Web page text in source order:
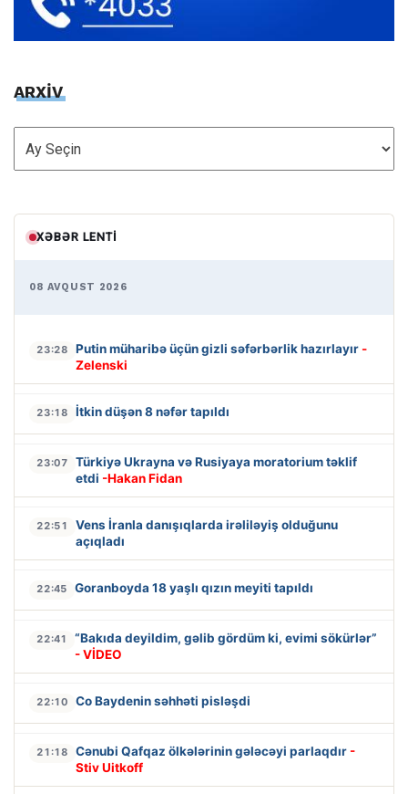
ARXİV
ARXİV
XƏBƏR LENTI
08 AVQUST 2026
23:28 Putin müharibə üçün gizli səfərbərlik hazırlayır -
Zelenski
23:18 İtkin düşən 8 nəfər tapıldı
23:07
Türkiyə Ukrayna və Rusiyaya moratorium təklif
etdi -Hakan Fidan
22:51
Vens İranla danışıqlarda irəliləyiş olduğunu
açıqladı
22:45 Goranboyda 18 yaşlı qızın meyiti tapıldı
22:41
“Bakıda deyildim, gəlib gördüm ki, evimi sökürlər”
- VİDEO
22:10 Co Baydenin səhhəti pisləşdi
21:18 Cənubi Qafqaz ölkələrinin gələcəyi parlaqdır -
Stiv Uitkoff